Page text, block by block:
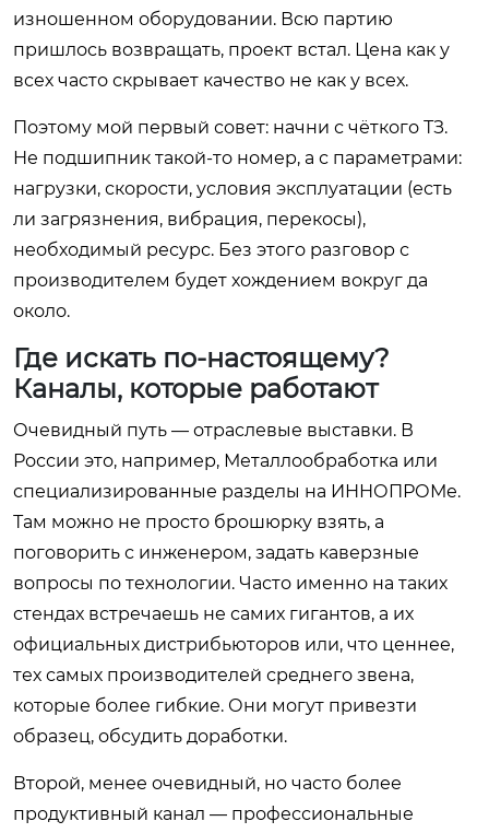
изношенном оборудовании. Всю партию
пришлось возвращать, проект встал. Цена как у
всех часто скрывает качество не как у всех.
Поэтому мой первый совет: начни с чёткого ТЗ.
Не подшипник такой-то номер, а с параметрами:
нагрузки, скорости, условия эксплуатации (есть
ли загрязнения, вибрация, перекосы),
необходимый ресурс. Без этого разговор с
производителем будет хождением вокруг да
около.
Где искать по-настоящему?
Каналы, которые работают
Очевидный путь — отраслевые выставки. В
России это, например, Металлообработка или
специализированные разделы на ИННОПРОМе.
Там можно не просто брошюрку взять, а
поговорить с инженером, задать каверзные
вопросы по технологии. Часто именно на таких
стендах встречаешь не самих гигантов, а их
официальных дистрибьюторов или, что ценнее,
тех самых производителей среднего звена,
которые более гибкие. Они могут привезти
образец, обсудить доработки.
Второй, менее очевидный, но часто более
продуктивный канал — профессиональные